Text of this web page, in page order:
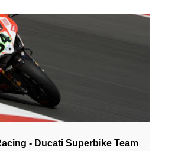
- Ducati Superbike Team